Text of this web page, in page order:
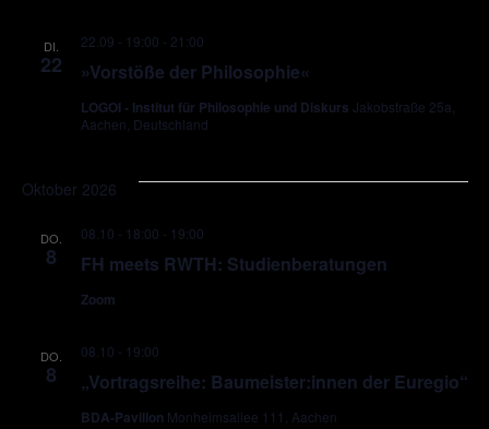
DI.
22 »Vorstöße der Philosophie«
22.09 - 19:00 - 21:00
LOGOI - Institut für Philosophie und Diskurs Jakobstraße 25a,
Aachen, Deutschland
Oktober 2026
DO.
8 FH meets RWTH: Studienberatungen
08.10 - 18:00 - 19:00
Zoom
DO.
8 „Vortragsreihe: Baumeister:innen der Euregio“
08.10 - 19:00
BDA-Pavillon Monheimsallee 111, Aachen